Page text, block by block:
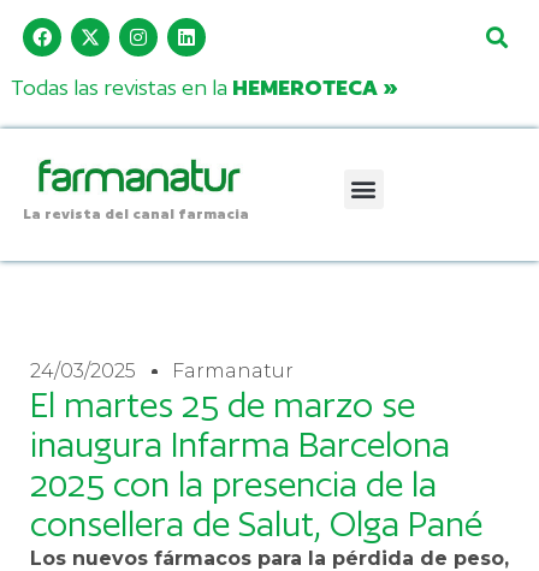
Todas las revistas en la HEMEROTECA »
La revista del canal farmacia
24/03/2025 Farmanatur
El martes 25 de marzo se
inaugura Infarma Barcelona
2025 con la presencia de la
consellera de Salut, Olga Pané
Los nuevos fármacos para la pérdida de peso,